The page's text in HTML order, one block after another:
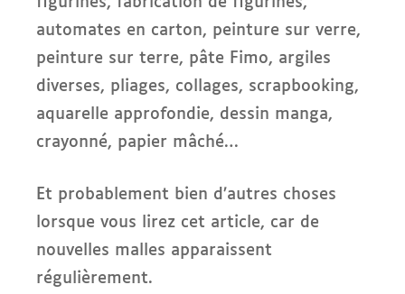
automates en carton, peinture sur verre,
peinture sur terre, pâte Fimo, argiles
diverses, pliages, collages, scrapbooking,
aquarelle approfondie, dessin manga,
crayonné, papier mâché…
Et probablement bien d’autres choses
lorsque vous lirez cet article, car de
nouvelles malles apparaissent
régulièrement.